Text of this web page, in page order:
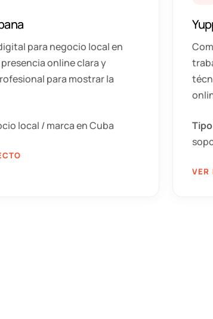
para negocio local en
online clara y
para mostrar la
local / marca en Cuba
VER